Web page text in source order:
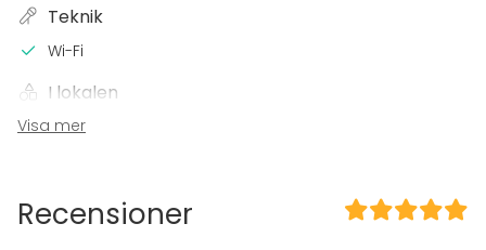
Teknik
Wi-Fi
I lokalen
Terrass
Servis
Visa mer
Recensioner